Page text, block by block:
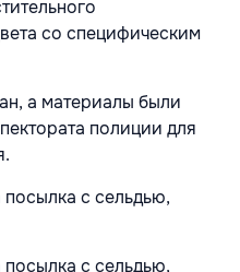
со специфическим
а материалы были
полиции для